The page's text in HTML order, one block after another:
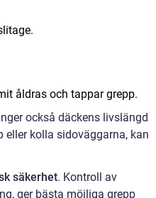
åldras och tappar grepp.
också däckens livslängd
kolla sidoväggarna, kan
säkerhet. Kontroll av
ger bästa möjliga grepp